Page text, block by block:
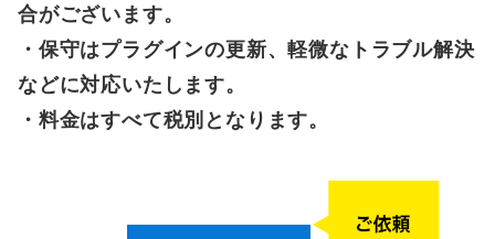
合がございます。
・保守はプラグインの更新、軽微なトラブル解決
などに対応いたします。
・料金はすべて税別となります。